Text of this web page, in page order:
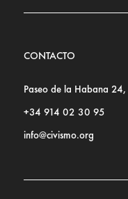
CONTACTO
Paseo de la Habana
+34 914 02 30 95
info@civismo.org